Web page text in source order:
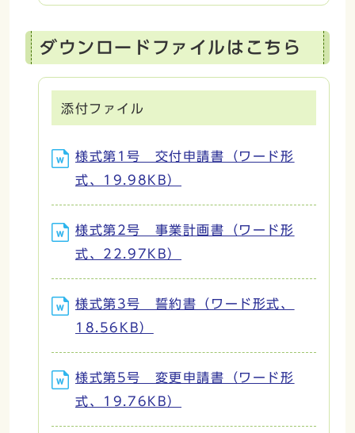
ダウンロードファイルはこちら
添付ファイル
様式第1号 交付申請書（ワード形
式、19.98KB）
様式第2号 事業計画書（ワード形
式、22.97KB）
様式第3号 誓約書（ワード形式、
18.56KB）
様式第5号 変更申請書（ワード形
式、19.76KB）